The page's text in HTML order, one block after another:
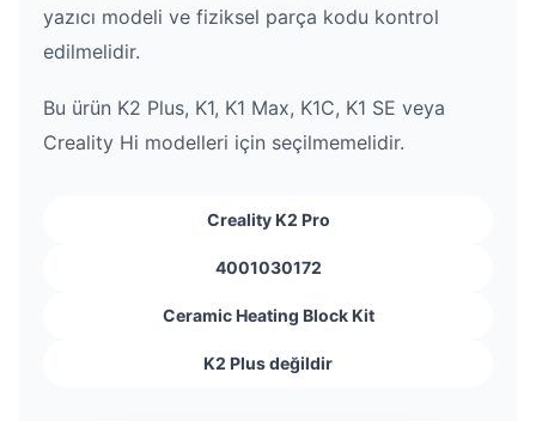
yazıcı modeli ve fiziksel parça kodu kontrol
edilmelidir.
Bu ürün K2 Plus, K1, K1 Max, K1C, K1 SE veya
Creality Hi modelleri için seçilmemelidir.
Creality K2 Pro
4001030172
Ceramic Heating Block Kit
K2 Plus değildir